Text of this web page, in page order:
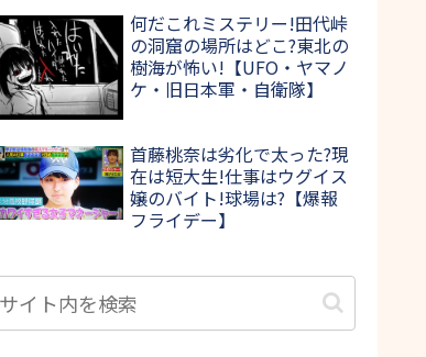
何だこれミステリー!田代峠
の洞窟の場所はどこ?東北の
樹海が怖い!【UFO・ヤマノ
ケ・旧日本軍・自衛隊】
首藤桃奈は劣化で太った?現
在は短大生!仕事はウグイス
嬢のバイト!球場は?【爆報
フライデー】